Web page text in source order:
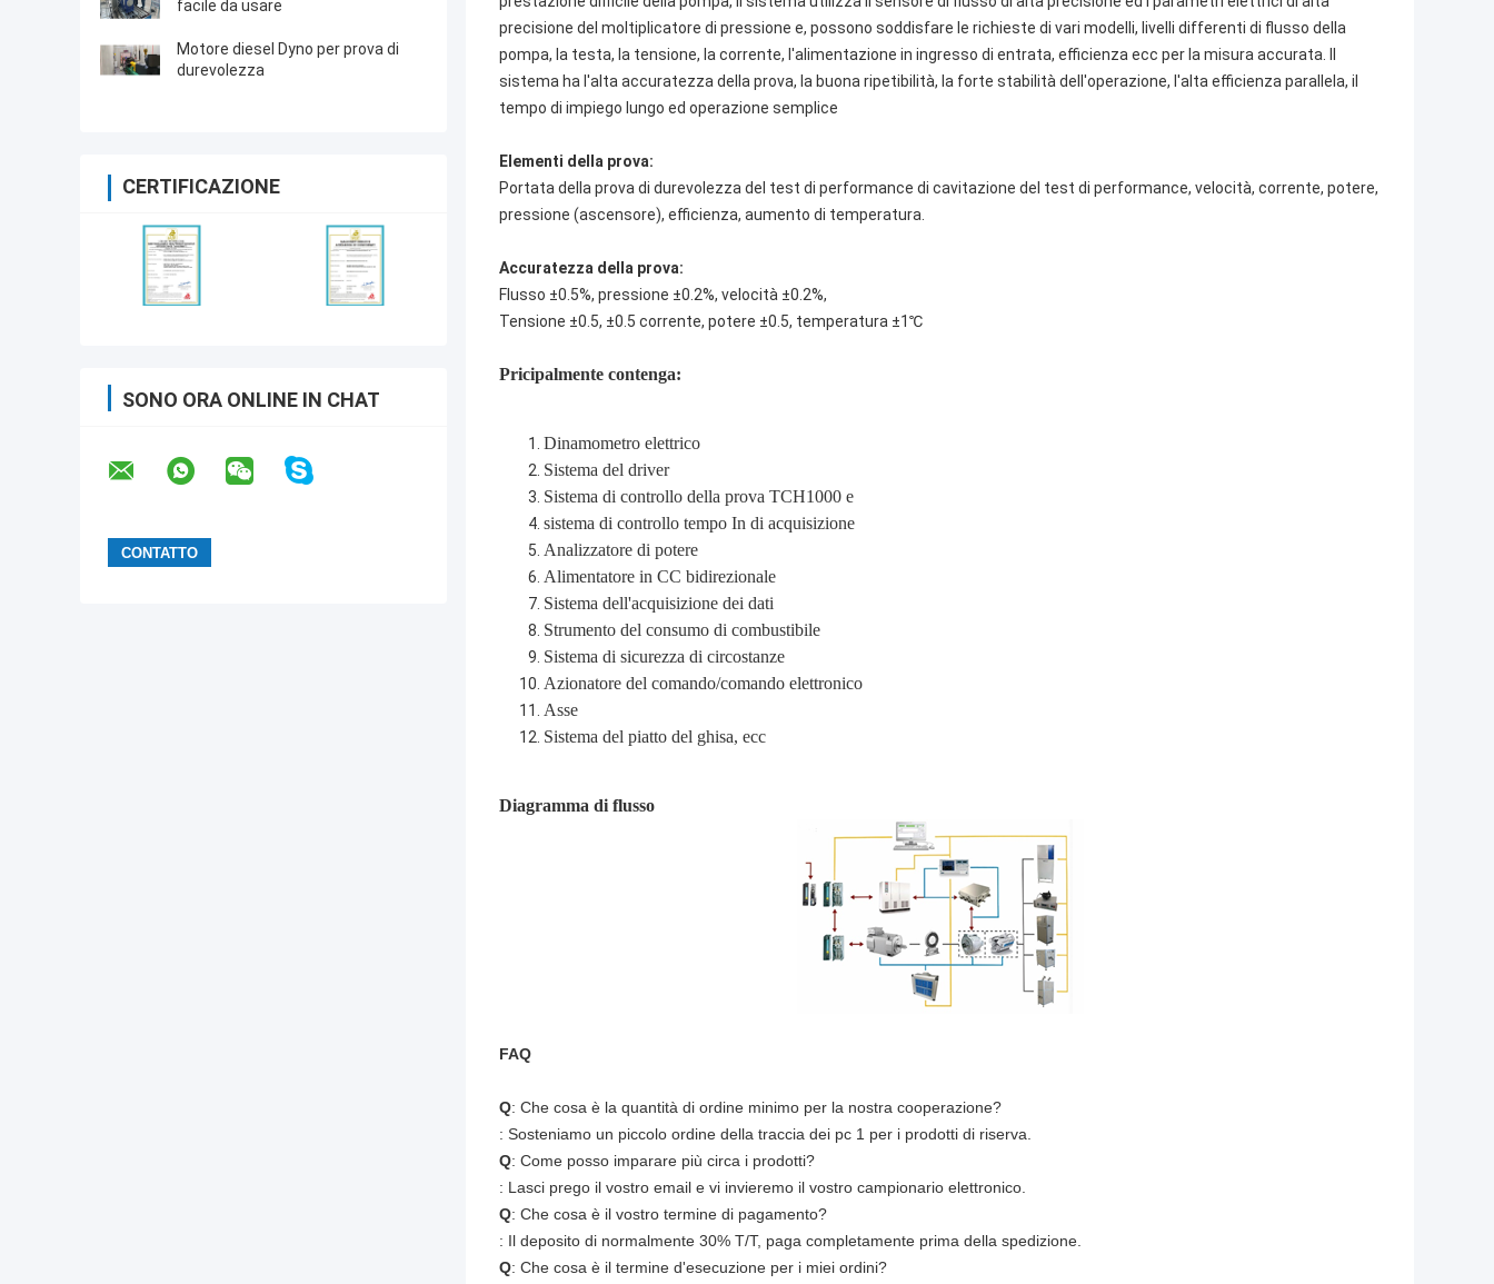
facile da usare
Motore diesel Dyno per prova di
durevolezza
CERTIFICAZIONE
SONO ORA ONLINE IN CHAT
precisione del moltiplicatore di pressione e, possono soddisfare le richieste di vari modelli, livelli differenti di flusso della
pompa, la testa, la tensione, la corrente, l'alimentazione in ingresso di entrata, efficienza ecc per la misura accurata. Il
sistema ha l'alta accuratezza della prova, la buona ripetibilità, la forte stabilità dell'operazione, l'alta efficienza parallela, il
tempo di impiego lungo ed operazione semplice
Elementi della prova:
Portata della prova di durevolezza del test di performance di cavitazione del test di performance, velocità, corrente, potere,
pressione (ascensore), efficienza, aumento di temperatura.
Accuratezza della prova:
Flusso ±0.5%, pressione ±0.2%, velocità ±0.2%,
Tensione ±0.5, ±0.5 corrente, potere ±0.5, temperatura ±1℃
Pricipalmente contenga:
Dinamometro elettrico
Sistema del driver
Sistema di controllo della prova TCH1000 e
sistema di controllo tempo In di acquisizione
Analizzatore di potere
Alimentatore in CC bidirezionale
Sistema dell'acquisizione dei dati
Strumento del consumo di combustibile
Sistema di sicurezza di circostanze
Azionatore del comando/comando elettronico
Asse
Sistema del piatto del ghisa, ecc
Diagramma di flusso
FAQ
Q: Che cosa è la quantità di ordine minimo per la nostra cooperazione?
: Sosteniamo un piccolo ordine della traccia dei pc 1 per i prodotti di riserva.
Q: Come posso imparare più circa i prodotti?
: Lasci prego il vostro email e vi invieremo il vostro campionario elettronico.
Q: Che cosa è il vostro termine di pagamento?
: Il deposito di normalmente 30% T/T, paga completamente prima della spedizione.
Q: Che cosa è il termine d'esecuzione per i miei ordini?